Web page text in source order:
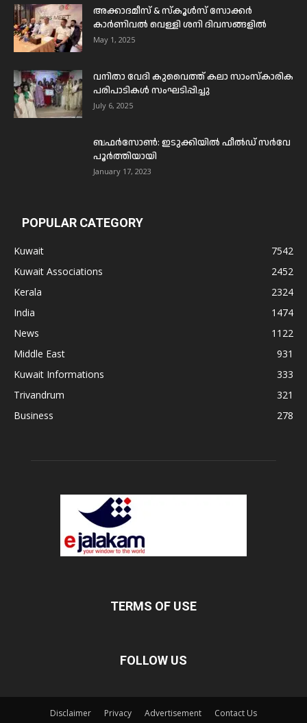
അക്കാദമീസ് & സ്കൂൾസ് സോക്കർ
കാർണിവൽ വെള്ളി ശനി ദിവസങ്ങളിൽ
May 1, 2025
വനിതാ വേദി കുവൈത്ത് കലാ സാംസ്കാരിക
പരിപാടികൾ സംഘടിപ്പിച്ചു
July 6, 2025
ബഫര്‍സോണ്‍: ഇടുക്കിയില്‍ ഫീല്‍ഡ് സര്‍വേ
പൂര്‍ത്തിയായി
January 17, 2023
POPULAR CATEGORY
Kuwait
7542
Kuwait Associations
2452
Kerala
2324
India
1474
News
1122
Middle East
931
Kuwait Informations
333
Trivandrum
321
Business
278
TERMS OF USE
FOLLOW US
Disclaimer Privacy Advertisement Contact Us